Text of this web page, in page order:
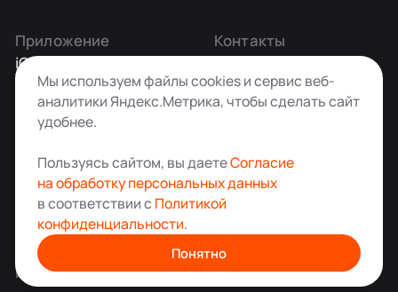
Приложение
iOS
Android
Контакты
Заказать звонок
+7 495 181-55-45
info@kladovkin.ru
Аренда склада для хранения вещей в Москве
© ООО «Кладовкин» 2026. Все права защищены
ИНН:7100007940 ОГРН:1217100007805
Мы используем файлы cookies и сервис веб-
аналитики Яндекс.Метрика, чтобы сделать сайт
удобнее.
Пользуясь сайтом, вы даетеСогласие
на обработку персональных данных
в соответствии с Политикой
конфиденциальности.
Понятно